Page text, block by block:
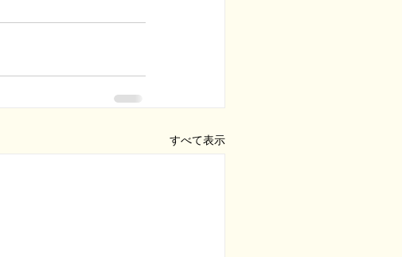
すべて表示